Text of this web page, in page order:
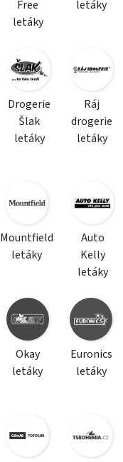
Free
letáky
letáky
Drogerie
Šlak
letáky
Ráj
drogerie
letáky
Mountfield
letáky
Auto
Kelly
letáky
Okay
letáky
Euronics
letáky